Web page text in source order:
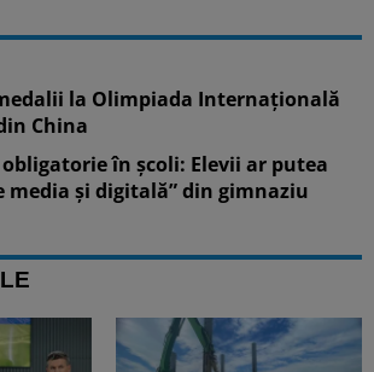
la Olimpiada Internațională
China
în școli: Elevii ar putea
media și digitală” din gimnaziu